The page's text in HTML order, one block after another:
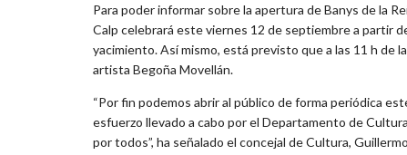
Para poder informar sobre la apertura de Banys de la
Calp celebrará este viernes 12 de septiembre a partir
yacimiento. Así mismo, está previsto que a las 11 h de
artista Begoña Movellán.
“Por fin podemos abrir al público de forma periódica
esfuerzo llevado a cabo por el Departamento de
por todos”, ha señalado el concejal de Cultura,